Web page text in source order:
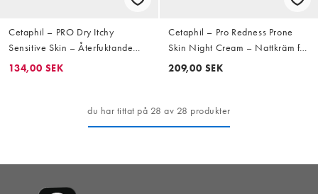
Cetaphil – PRO Dry Itchy
Sensitive Skin – Återfuktande
duschkräm mot torr, kliande och
134,00 SEK
Cetaphil – Pro Redness Prone
Skin Night Cream – Nattkräm för
hud som tenderar att bli röd
209,00 SEK
du har tittat på 28 av 28 produkter